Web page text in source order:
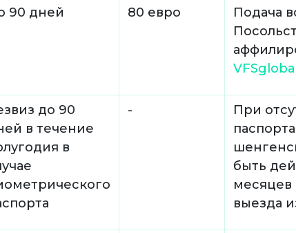
90 дней 80 евро
Подача
VFSglobal
до 90
в течение
в
-
При
быть
месяцев
выезда